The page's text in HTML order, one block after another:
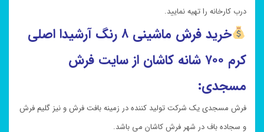
درب کارخانه را تهیه نمایید.
خرید
فرش ماشینی ۸ رنگ آرشیدا اصلی
کرم ۷۰۰ شانه کاشان از سایت فرش
مسجدی:
فرش مسجدی یک شرکت تولید کننده در زمینه بافت فرش و نیز گلیم فرش
و سجاده باف در شهر فرش کاشان می باشد.